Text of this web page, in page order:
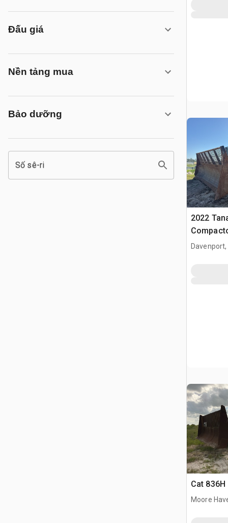
Đấu giá
Nền tảng mua
Bảo dưỡng
Số sê-ri
2022
Davenport,
Cat
Moore